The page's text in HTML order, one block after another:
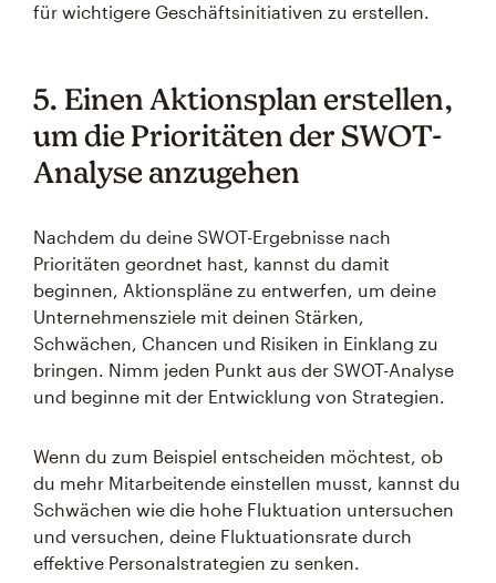
für wichtigere Geschäftsinitiativen zu erstellen.
5. Einen Aktionsplan erstellen,
um die Prioritäten der SWOT-
Analyse anzugehen
Nachdem du deine SWOT-Ergebnisse nach
Prioritäten geordnet hast, kannst du damit
beginnen, Aktionspläne zu entwerfen, um deine
Unternehmensziele mit deinen Stärken,
Schwächen, Chancen und Risiken in Einklang zu
bringen. Nimm jeden Punkt aus der SWOT-Analyse
und beginne mit der Entwicklung von Strategien.
Wenn du zum Beispiel entscheiden möchtest, ob
du mehr Mitarbeitende einstellen musst, kannst du
Schwächen wie die hohe Fluktuation untersuchen
und versuchen, deine Fluktuationsrate durch
effektive Personalstrategien zu senken.